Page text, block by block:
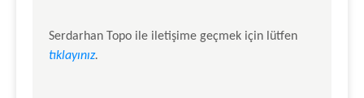
Serdarhan Topo ile iletişime geçmek için lütfen
tıklayınız.